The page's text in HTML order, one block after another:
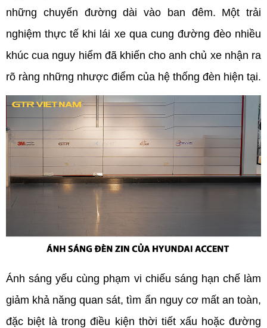
những chuyến đường dài vào ban đêm. Một trải
nghiệm thực tế khi lái xe qua cung đường đèo nhiều
khúc cua nguy hiểm đã khiến cho anh chủ xe nhận ra
rõ ràng những nhược điểm của hệ thống đèn hiện tại.
Ánh sáng yếu cùng phạm vi chiếu sáng hạn chế làm
giảm khả năng quan sát, tìm ẩn nguy cơ mất an toàn,
đặc biệt là trong điều kiện thời tiết xấu hoặc đường